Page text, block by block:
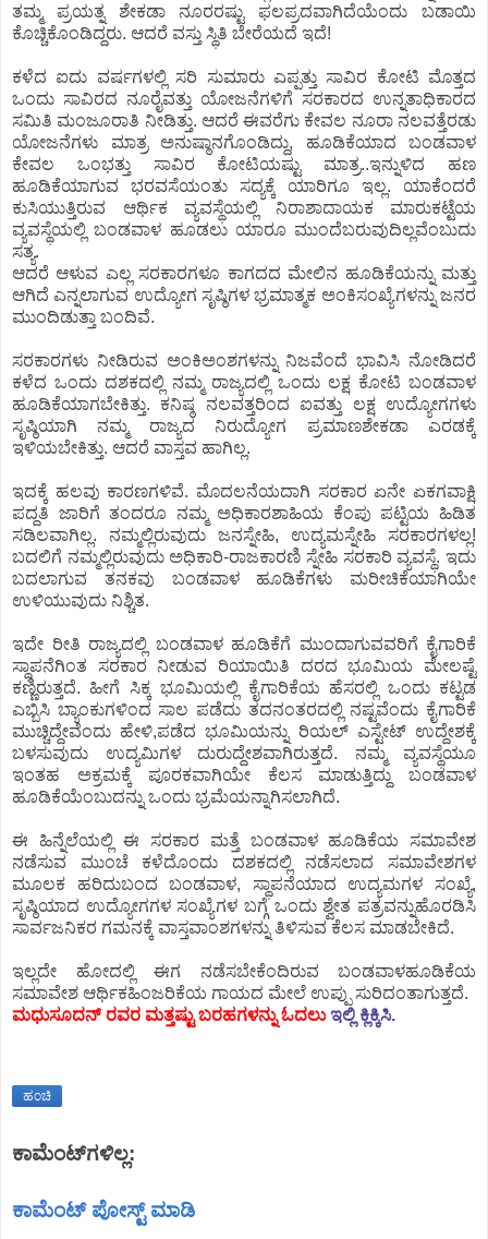
ತಮ್ಮ ಪ್ರಯತ್ನ ಶೇಕಡಾ ನೂರರಷ್ಟು ಫಲಪ್ರದವಾಗಿದೆಯೆಂದು ಬಡಾಯಿ
ಕೊಚ್ಚಿಕೊಂಡಿದ್ದರು. ಆದರೆ ವಸ್ತು ಸ್ಥಿತಿ ಬೇರೆಯದೆ ಇದೆ!
ಕಳೆದ ಐದು ವರ್ಷಗಳಲ್ಲಿ ಸರಿ ಸುಮಾರು ಎಪ್ಪತ್ತು ಸಾವಿರ ಕೋಟಿ ಮೊತ್ತದ
ಒಂದು ಸಾವಿರದ ನೂರೈವತ್ತು ಯೋಜನೆಗಳಿಗೆ ಸರಕಾರದ ಉನ್ನತಾಧಿಕಾರದ
ಸಮಿತಿ ಮಂಜೂರಾತಿ ನೀಡಿತ್ತು. ಆದರೆ ಈವರೆಗು ಕೇವಲ ನೂರಾ ನಲವತ್ತೆರಡು
ಯೋಜನೆಗಳು ಮಾತ್ರ ಅನುಷ್ಠಾನಗೊಂಡಿದ್ದು, ಹೂಡಿಕೆಯಾದ ಬಂಡವಾಳ
ಕೇವಲ ಒಂಭತ್ತು ಸಾವಿರ ಕೋಟಿಯಷ್ಟು ಮಾತ್ರ..ಇನ್ನುಳಿದ ಹಣ
ಹೂಡಿಕೆಯಾಗುವ ಭರವಸೆಯಂತು ಸದ್ಯಕ್ಕೆ ಯಾರಿಗೂ ಇಲ್ಲ. ಯಾಕೆಂದರೆ
ಕುಸಿಯುತ್ತಿರುವ ಆರ್ಥಿಕ ವ್ಯವಸ್ಥೆಯಲ್ಲಿ ನಿರಾಶಾದಾಯಕ ಮಾರುಕಟ್ಟೆಯ
ವ್ಯವಸ್ಥೆಯಲ್ಲಿ ಬಂಡವಾಳ ಹೂಡಲು ಯಾರೂ ಮುಂದೆಬರುವುದಿಲ್ಲವೆಂಬುದು
ಸತ್ಯ.
ಆದರೆ ಆಳುವ ಎಲ್ಲ ಸರಕಾರಗಳೂ ಕಾಗದದ ಮೇಲಿನ ಹೂಡಿಕೆಯನ್ನು ಮತ್ತು
ಆಗಿದೆ ಎನ್ನಲಾಗುವ ಉದ್ಯೋಗ ಸೃಷ್ಠಿಗಳ ಭ್ರಮಾತ್ಮಕ ಅಂಕಿಸಂಖ್ಯೆಗಳನ್ನು ಜನರ
ಮುಂದಿಡುತ್ತಾ ಬಂದಿವೆ.
ಸರಕಾರಗಳು ನೀಡಿರುವ ಅಂಕಿಅಂಶಗಳನ್ನು ನಿಜವೆಂದೆ ಭಾವಿಸಿ ನೋಡಿದರೆ
ಕಳೆದ ಒಂದು ದಶಕದಲ್ಲಿ ನಮ್ಮ ರಾಜ್ಯದಲ್ಲಿ ಒಂದು ಲಕ್ಷ ಕೋಟಿ ಬಂಡವಾಳ
ಹೂಡಿಕೆಯಾಗಬೇಕಿತ್ತು. ಕನಿಷ್ಠ ನಲವತ್ತರಿಂದ ಐವತ್ತು ಲಕ್ಷ ಉದ್ಯೋಗಗಳು
ಸೃಷ್ಠಿಯಾಗಿ ನಮ್ಮ ರಾಜ್ಯದ ನಿರುದ್ಯೋಗ ಪ್ರಮಾಣಶೇಕಡಾ ಎರಡಕ್ಕೆ
ಇಳಿಯಬೇಕಿತ್ತು. ಆದರೆ ವಾಸ್ತವ ಹಾಗಿಲ್ಲ.
ಇದಕ್ಕೆ ಹಲವು ಕಾರಣಗಳಿವೆ. ಮೊದಲನೆಯದಾಗಿ ಸರಕಾರ ಏನೇ ಏಕಗವಾಕ್ಷಿ
ಪದ್ದತಿ ಜಾರಿಗೆ ತಂದರೂ ನಮ್ಮ ಅಧಿಕಾರಶಾಹಿಯ ಕೆಂಪು ಪಟ್ಟಿಯ ಹಿಡಿತ
ಸಡಿಲವಾಗಿಲ್ಲ. ನಮ್ಮಲ್ಲಿರುವುದು ಜನಸ್ನೇಹಿ, ಉದ್ಯಮಸ್ನೇಹಿ ಸರಕಾರಗಳಲ್ಲ!
ಬದಲಿಗೆ ನಮ್ಮಲ್ಲಿರುವುದು ಅಧಿಕಾರಿ-ರಾಜಕಾರಣಿ ಸ್ನೇಹಿ ಸರಕಾರಿ ವ್ಯವಸ್ಥೆ. ಇದು
ಬದಲಾಗುವ ತನಕವು ಬಂಡವಾಳ ಹೂಡಿಕೆಗಳು ಮರೀಚಿಕೆಯಾಗಿಯೇ
ಉಳಿಯುವುದು ನಿಶ್ಚಿತ.
ಇದೇ ರೀತಿ ರಾಜ್ಯದಲ್ಲಿ ಬಂಡವಾಳ ಹೂಡಿಕೆಗೆ ಮುಂದಾಗುವವರಿಗೆ ಕೈಗಾರಿಕೆ
ಸ್ಥಾಪನೆಗಿಂತ ಸರಕಾರ ನೀಡುವ ರಿಯಾಯಿತಿ ದರದ ಭೂಮಿಯ ಮೇಲಷ್ಟೆ
ಕಣ್ಣಿರುತ್ತದೆ. ಹೀಗೆ ಸಿಕ್ಕ ಭೂಮಿಯಲ್ಲಿ ಕೈಗಾರಿಕೆಯ ಹೆಸರಲ್ಲಿ ಒಂದು ಕಟ್ಟಡ
ಎಬ್ಬಿಸಿ ಬ್ಯಾಂಕುಗಳಿಂದ ಸಾಲ ಪಡೆದು ತದನಂತರದಲ್ಲಿ ನಷ್ಟವೆಂದು ಕೈಗಾರಿಕೆ
ಮುಚ್ಚಿದ್ದೇವೆಂದು ಹೇಳಿ,ಪಡೆದ ಭೂಮಿಯನ್ನು ರಿಯಲ್ ಎಸ್ಟೇಟ್ ಉದ್ದೇಶಕ್ಕೆ
ಬಳಸುವುದು ಉದ್ಯಮಿಗಳ ದುರುದ್ದೇಶವಾಗಿರುತ್ತದೆ. ನಮ್ಮ ವ್ಯವಸ್ಥೆಯೂ
ಇಂತಹ ಅಕ್ರಮಕ್ಕೆ ಪೂರಕವಾಗಿಯೇ ಕೆಲಸ ಮಾಡುತ್ತಿದ್ದು ಬಂಡವಾಳ
ಹೂಡಿಕೆಯೆಂಬುದನ್ನು ಒಂದು ಭ್ರಮೆಯನ್ನಾಗಿಸಲಾಗಿದೆ.
ಈ ಹಿನ್ನೆಲೆಯಲ್ಲಿ ಈ ಸರಕಾರ ಮತ್ತೆ ಬಂಡವಾಳ ಹೂಡಿಕೆಯ ಸಮಾವೇಶ
ನಡೆಸುವ ಮುಂಚೆ ಕಳೆದೊಂದು ದಶಕದಲ್ಲಿ ನಡೆಸಲಾದ ಸಮಾವೇಶಗಳ
ಮೂಲಕ ಹರಿದುಬಂದ ಬಂಡವಾಳ, ಸ್ಥಾಪನೆಯಾದ ಉದ್ಯಮಗಳ ಸಂಖ್ಯೆ,
ಸೃಷ್ಠಿಯಾದ ಉದ್ಯೋಗಗಳ ಸಂಖ್ಯೆಗಳ ಬಗ್ಗೆ ಒಂದು ಶ್ವೇತ ಪತ್ರವನ್ನುಹೊರಡಿಸಿ
ಸಾರ್ವಜನಿಕರ ಗಮನಕ್ಕೆ ವಾಸ್ತವಾಂಶಗಳನ್ನು ತಿಳಿಸುವ ಕೆಲಸ ಮಾಡಬೇಕಿದೆ.
ಇಲ್ಲದೇ ಹೋದಲ್ಲಿ ಈಗ ನಡೆಸಬೇಕೆಂದಿರುವ ಬಂಡವಾಳಹೂಡಿಕೆಯ
ಸಮಾವೇಶ ಆರ್ಥಿಕಹಿಂಜರಿಕೆಯ ಗಾಯದ ಮೇಲೆ ಉಪ್ಪು ಸುರಿದಂತಾಗುತ್ತದೆ.
ಮಧುಸೂದನ್ ರವರ ಮತ್ತಷ್ಟು ಬರಹಗಳನ್ನು ಓದಲುಇಲ್ಲಿ ಕ್ಲಿಕ್ಕಿಸಿ.
ಹಂಚಿ
ಕಾಮೆಂಟ್‌ಗಳಿಲ್ಲ:
ಕಾಮೆಂಟ್‌‌ ಪೋಸ್ಟ್‌ ಮಾಡಿ